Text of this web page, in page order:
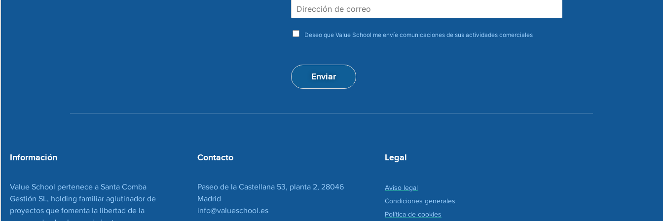
e
ó
n
c
a
t
a
o
Deseo que Value School me envíe comunicaciones de sus actividades comerciales
Enviar
Información
Value School pertenece a Santa Comba
Gestión SL, holding familiar aglutinador de
proyectos que fomenta la libertad de la
Contacto
Paseo de la Castellana 53, planta 2, 28046
Madrid
info@valueschool.es
Legal
Aviso legal
Condiciones generales
Política de cookies